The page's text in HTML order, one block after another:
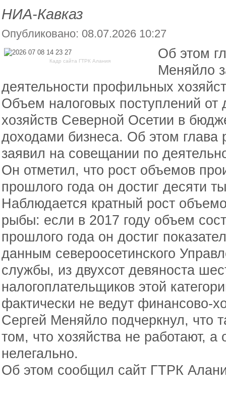
НИА-Кавказ
Опубликовано: 08.07.2026 10:27
Кадр сайта ГТРК Алания
Об этом
Меняйло
деятельности профильных
Объем налоговых поступлений от
хозяйств Северной Осетии в
доходами бизнеса. Об этом глава
заявил на совещании по
Он отметил, что рост объемов
прошлого года он достиг десяти
Наблюдается кратный рост
рыбы: если в 2017 году объем
прошлого года он достиг
данным североосетинского
службы, из двухсот девяноста
налогоплательщиков этой
фактически не ведут финансово-
Сергей Меняйло подчеркнул, что
том, что хозяйства не работают, а
нелегально.
Об этом сообщил сайт ГТРК